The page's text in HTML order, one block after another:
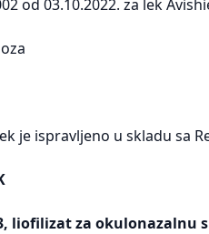
od 03.10.2022. za lek
je ispravljeno u skladu sa
liofilizat za okulonazalnu